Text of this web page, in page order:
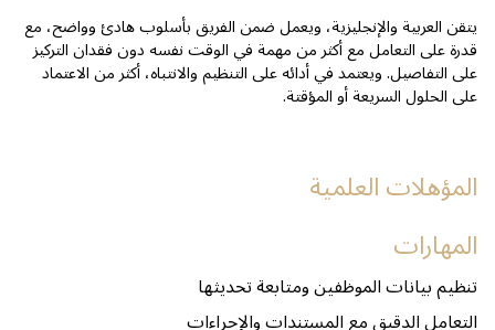
يتقن العربية والإنجليزية، ويعمل ضمن الفريق بأسلوب هادئ وواضح، مع
قدرة على التعامل مع أكثر من مهمة في الوقت نفسه دون فقدان التركيز
على التفاصيل. ويعتمد في أدائه على التنظيم والانتباه، أكثر من الاعتماد
على الحلول السريعة أو المؤقتة.
المؤهلات العلمية
المهارات
تنظيم بيانات الموظفين ومتابعة تحديثها
التعامل الدقيق مع المستندات والإجراءات